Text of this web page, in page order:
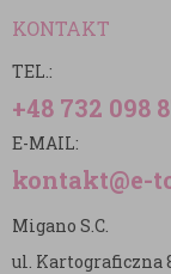
KONTAKT
TEL.:
+48 732 098
E-MAIL:
kontakt@e-
Migano S.C.
ul. Kartograficzna